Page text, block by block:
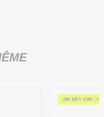
-20€ DÈS 150€ |